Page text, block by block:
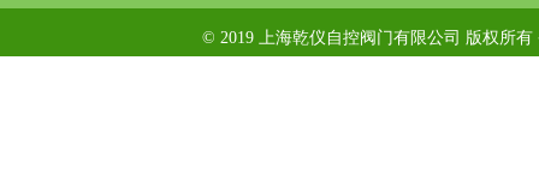
© 2019 上海乾仪自控阀门有限公司 版权所有